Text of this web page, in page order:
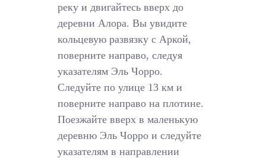
реку и двигайтесь вверх до
деревни Алора. Вы увидите
кольцевую развязку с Аркой,
поверните направо, следуя
указателям Эль Чорро.
Следуйте по улице 13 км и
поверните направо на плотине.
Поезжайте вверх в маленькую
деревню Эль Чорро и следуйте
указателям в направлении